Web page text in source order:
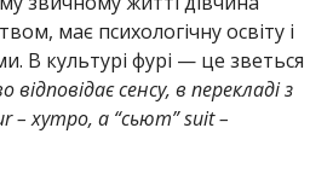
має психологічну освіту і
В культурі фурі — це зветься
відповідає сенсу, в перекладі з
– хутро, а “сьют” suit –